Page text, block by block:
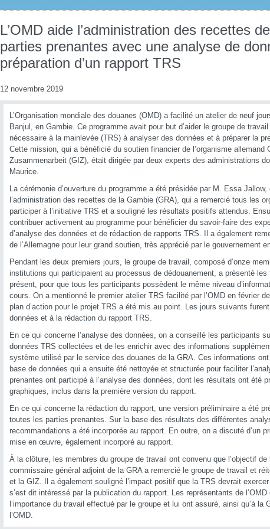
L’OMD aide l’administration des recettes
parties prenantes avec une analyse de
préparation d’un rapport TRS
12 novembre 2019
L’Organisation mondiale des douanes (OMD) a facilité un atelier de neuf
Banjul, en Gambie. Ce programme avait pour but d’aider le groupe de
nécessaire à la mainlevée (TRS) à analyser des données et à préparer la
Cette mission, qui a bénéficié du soutien financier de l’organisme allemand
Zusammenarbeit (GIZ), était dirigée par deux experts des administrations
Maurice.
La cérémonie d’ouverture du programme a été présidée par M. Essa
l’administration des recettes de la Gambie (GRA), qui a remercié tous les
participer à l’initiative TRS et a souligné les résultats positifs attendus.
contribuer activement au programme pour bénéficier du savoir-faire des
d’analyse des données et de rédaction de rapports TRS. Il a également
de l’Allemagne pour leur grand soutien, très apprécié par le gouvernement
Pendant les deux premiers jours, le groupe de travail, composé d’onze
institutions qui participaient au processus de dédouanement, a présenté les
présent, pour que tous les participants possèdent le même niveau
cours. On a mentionné le premier atelier TRS facilité par l’OMD en février
plan d’action pour le projet TRS a été mis au point. Les jours suivants
données et à la rédaction du rapport TRS.
En ce qui concerne l’analyse des données, on a conseillé les participants
données TRS collectées et de les enrichir avec des informations
système utilisé par le service des douanes de la GRA. Ces informations
base de données qui a ensuite été nettoyée et structurée pour faciliter
prenantes ont participé à l’analyse des données, dont les résultats ont été
graphiques, inclus dans la première version du rapport.
En ce qui concerne la rédaction du rapport, une version préliminaire a été
toutes les parties prenantes. Sur la base des résultats des différentes
recommandations a été incorporée au rapport. En outre, on a discuté d’un
mise en œuvre, également incorporé au rapport.
À la clôture, les membres du groupe de travail ont convenu que l’objectif de
commissaire général adjoint de la GRA a remercié le groupe de travail et
et la GIZ. Il a également souligné l’impact positif que la TRS devrait
s’est dit intéressé par la publication du rapport. Les représentants de
l’importance du travail effectué par le groupe et lui ont assuré, ainsi qu’à la
l’OMD.